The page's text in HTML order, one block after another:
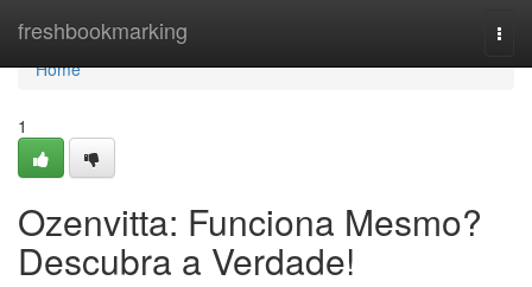
freshbookmarking
Home
Home
1
Ozenvitta: Funciona Mesmo?
Descubra a Verdade!